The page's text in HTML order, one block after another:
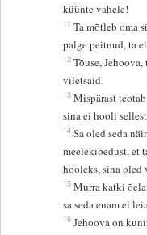
küünte vahele!
11 Ta mõtleb oma
palge peitnud, ta
12 Tõuse,
viletsaid!
13 Mispärast
sina ei hooli
14 Sa oled seda
meelekibedust, et
hooleks, sina oled
15 Murra katki
sa seda enam ei
16 Jehoova on